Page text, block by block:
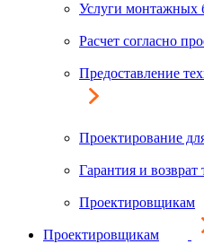
Услуги монтажных
Расчет согласно
Предоставление
Проектирование
Гарантия и возврат
Проектировщикам
Проектировщикам